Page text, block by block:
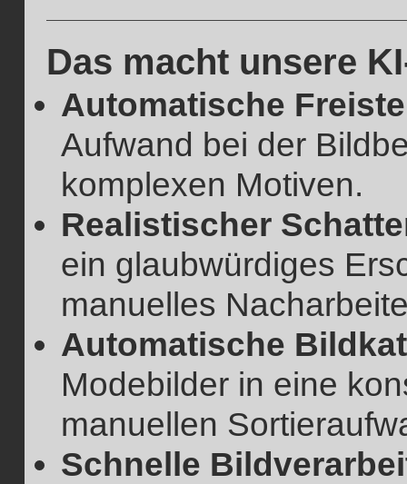
Das macht unsere
Automatische
Aufwand bei der
komplexen Motiven.
Realistischer
ein glaubwürdiges
manuelles
Automatische
Modebilder in eine
manuellen
Schnelle